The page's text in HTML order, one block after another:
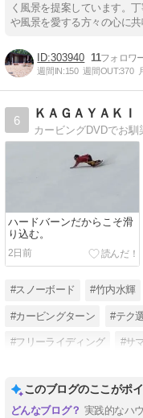
く風景を提案しています。
や風景を愛する方々の心に共
303940 11
週間IN:150 週間OUT:370
6
ＫＡＧＡＹＡＫ
ハードバーンだからこそ滑
り込む。
2日前
#スノーボード #竹内水輝
#カービングターン #テク
#フリーライディング #サ
このブログのここがポ
実践的なハ